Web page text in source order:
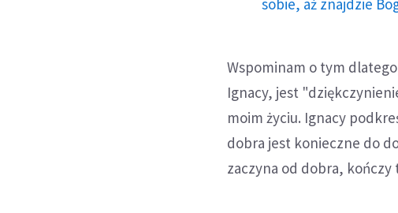
Wspominam o tym
Ignacy, jest
moim życiu. Ignacy
dobra jest konieczne do
zaczyna od dobra, kończy